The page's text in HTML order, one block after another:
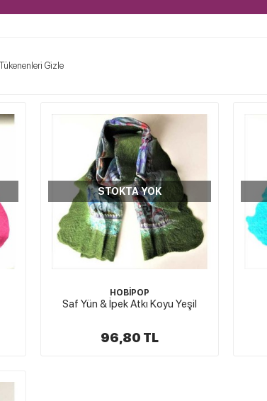
Tükenenleri Gizle
STOKTA YOK
HOBİPOP
Saf Yün & İpek Atkı Koyu Yeşil
96,80 TL